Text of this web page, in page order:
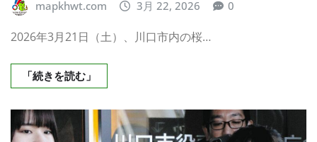
mapkhwt.com 3月 22, 2026 0
2026年3月21日（土）、川口市内の桜…
「続きを読む」